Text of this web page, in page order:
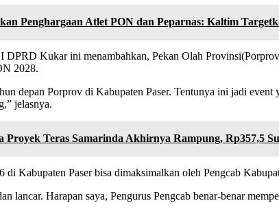
Penghargaan Atlet PON dan Peparnas: Kaltim
Kukar ini menambahkan, Pekan Olah
2028.
depan Porprov di Kabupaten Paser. Tentunya ini jadi
jelasnya.
Proyek Teras Samarinda Akhirnya Rampung, Rp357,5
Kabupaten Paser bisa dimaksimalkan oleh Pengcab
lancar. Harapan saya, Pengurus Pengcab benar-benar